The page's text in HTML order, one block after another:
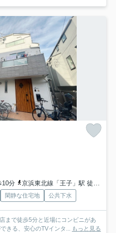
10分
京浜東北線「王子」駅 徒歩14分
閑静な住宅地 公共下水
まで徒歩5分と近場にコンビニがあ
きる、安心のTVインタ... もっと見る